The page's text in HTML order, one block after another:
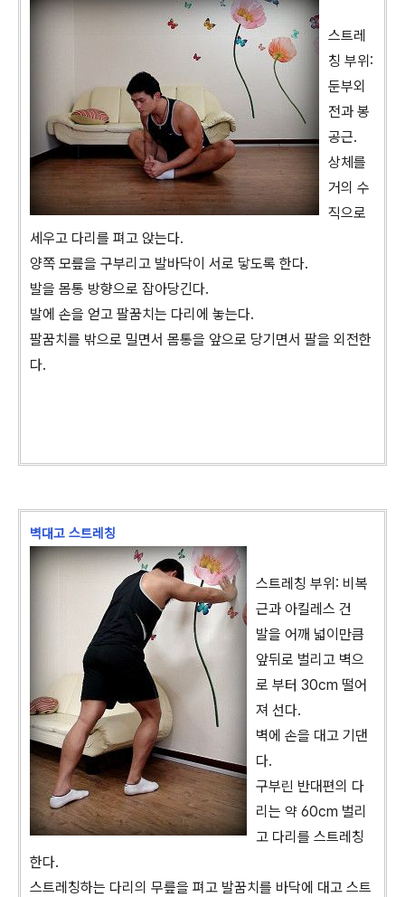
스트레
칭 부위:
둔부외
전과 봉
공근.
상체를
거의 수
직으로
세우고 다리를 펴고 앉는다.
양쪽 모릎을 구부리고 발바닥이 서로 닿도록 한다.
발을 몸통 방향으로 잡아당긴다.
발에 손을 얻고 팔꿈치는 다리에 놓는다.
팔꿈치를 밖으로 밀면서 몸통을 앞으로 당기면서 팔을 외전한
다.
벽대고 스트레칭
스트레칭 부위: 비복
근과 아킬레스 건
발을 어깨 넓이만큼
앞뒤로 벌리고 벽으
로 부터 30cm 떨어
져 선다.
벽에 손을 대고 기댄
다.
구부린 반대편의 다
리는 약 60cm 벌리
고 다리를 스트레칭
한다.
스트레칭하는 다리의 무릎을 펴고 발꿈치를 바닥에 대고 스트